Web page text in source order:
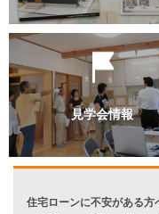
過去のブログ（月別